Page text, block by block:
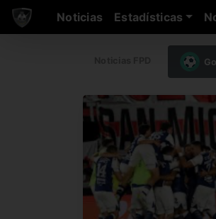
Noticias Estadísticas